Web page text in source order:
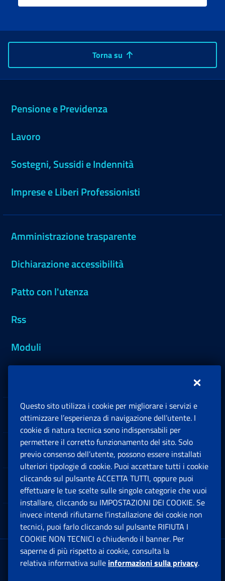
Torna su
Pensione e Previdenza
Lavoro
Sostegni, Sussidi e Indennità
Imprese e Liberi Professionisti
Amministrazione trasparente
Dichiarazione accessibilità
Patto con l'utenza
Rss
Moduli
Sedi e Contatti
Software
Note Legali
App mobile
Sede Legale : Via Ciro il Grande, 21
00144 Roma
Questo sito utilizza i cookie per migliorare i servizi e
ottimizzare l’esperienza di navigazione dell’utente. I
cookie di natura tecnica sono indispensabili per
permettere il corretto funzionamento del sito. Solo
previo consenso dell’utente, possono essere installati
ulteriori tipologie di cookie. Puoi accettare tutti i cookie
cliccando sul pulsante ACCETTA TUTTI, oppure puoi
effettuare le tue scelte sulle singole categorie che vuoi
installare, cliccando su IMPOSTAZIONI DEI COOKIE. Se
invece intendi rifiutarne l’installazione dei cookie non
tecnici, puoi farlo cliccando sul pulsante RIFIUTA I
COOKIE NON TECNICI o chiudendo il banner. Per
saperne di più rispetto ai cookie, consulta la
relativa informativa sulle informazioni sulla privacy.